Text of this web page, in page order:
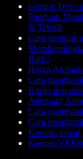
Kontak
Panduan
& Teknik
Cara menulis
Baik?
Harga
Cara
Harga dan
Alternatif
Cara
Cara
Kontak,
Kontak